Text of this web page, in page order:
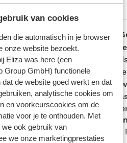
van cookies
die automatisch in je browser
onze website bezoekt.
Eliza was here (een
Group GmbH) functionele
de website goed werkt en dat
analytische cookies om
en voorkeurscookies om de
voor je te onthouden. Met
ook gebruik van
we onze marketingprestaties
10 mrt. 2026
eigen
Voor het
de instructie van
nodig, dus bellen
eigen
Voor het
de instructie van
nodig, dus bellen
4.4
Huis
hele
koud
huis
Huis
hele
koud
huis